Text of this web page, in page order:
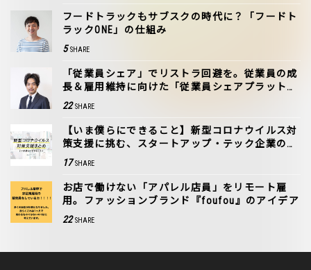
フードトラックもサブスクの時代に？「フードト
ラックONE」の仕組み
5 SHARE
「従業員シェア」でリストラ回避を。従業員の成
長＆雇用維持に向けた「従業員シェアプラットフ
ォーム」構想
22 SHARE
【いま僕らにできること】新型コロナウイルス対
策支援に挑む、スタートアップ・テック企業の取
り組み
17 SHARE
お店で働けない「アパレル店員」をリモート雇
用。ファッションブランド『foufou』のアイデア
22 SHARE